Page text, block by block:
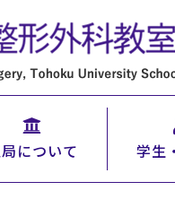
について 学生